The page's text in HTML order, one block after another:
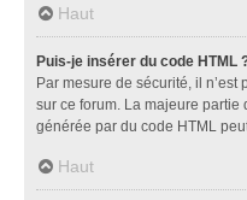
Haut
Puis-je insérer du code HTML
Par mesure de sécurité, il n’est
sur ce forum. La majeure partie
générée par du code HTML
Haut